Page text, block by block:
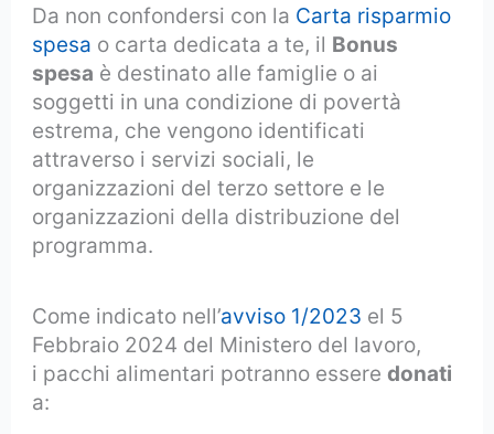
Da non confondersi con la Carta risparmio
spesa o carta dedicata a te, il Bonus
spesa è destinato alle famiglie o ai
soggetti in una condizione di povertà
estrema, che vengono identificati
attraverso i servizi sociali, le
organizzazioni del terzo settore e le
organizzazioni della distribuzione del
programma.
Come indicato nell’avviso 1/2023 el 5
Febbraio 2024 del Ministero del lavoro,
i pacchi alimentari potranno esseredonati
a: